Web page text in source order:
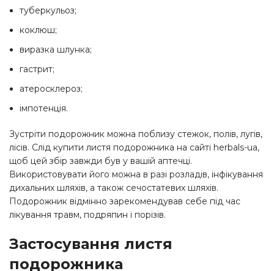
туберкульоз;
коклюш;
виразка шлунка;
гастрит;
атеросклероз;
імпотенція.
Зустріти подорожник можна поблизу стежок, полів, лугів,
лісів. Слід купити листя подорожника на сайті herbals-ua,
щоб цей збір завжди був у вашій аптечці.
Використовувати його можна в разі розладів, інфікування
дихальних шляхів, а також сечостатевих шляхів.
Подорожник відмінно зарекомендував себе під час
лікування травм, подряпин і порізів.
Застосування листя
подорожника